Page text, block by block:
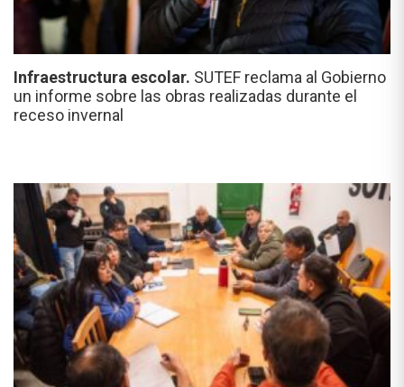
Infraestructura escolar. SUTEF reclama al Gobierno
un informe sobre las obras realizadas durante el
receso invernal